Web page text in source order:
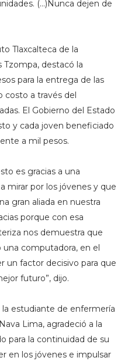
(…)Nunca dejen de
Tlaxcalteca de la
Tzompa, destacó la
para la entrega de las
costo a través del
El Gobierno del Estado
y cada joven beneficiado
a mil pesos.
es gracias a una
mirar por los jóvenes y que
gran aliada en nuestra
porque con esa
nos demuestra que
computadora, en el
un factor decisivo para que
futuro”, dijo.
estudiante de enfermería
Lima, agradeció a la
para la continuidad de su
en los jóvenes e impulsar